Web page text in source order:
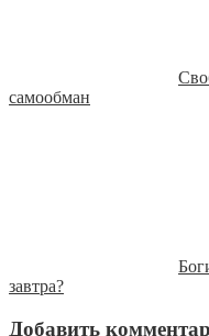
самообман
завтра?
Добавить